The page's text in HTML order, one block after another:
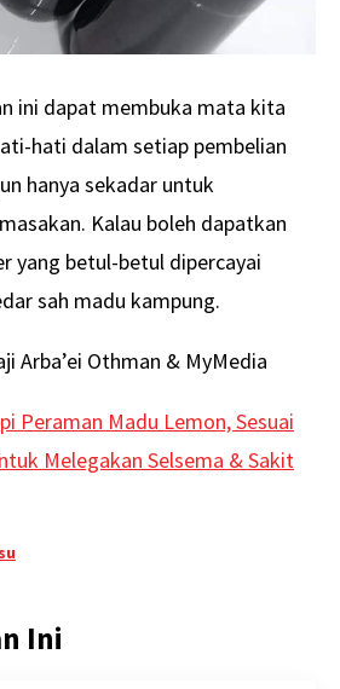
ini dapat membuka mata kita
hati dalam setiap pembelian
hanya sekadar untuk
Kalau boleh dapatkan
yang betul-betul dipercayai
sah madu kampung.
Arba’ei Othman & MyMedia
Peraman Madu Lemon, Sesuai
Melegakan Selsema & Sakit
Ini